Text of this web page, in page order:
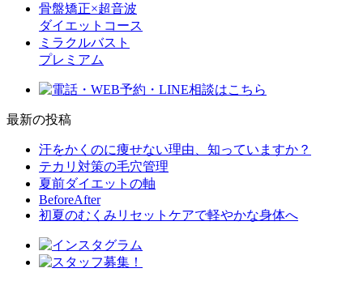
骨盤矯正×超音波
ダイエットコース
ミラクルバスト
プレミアム
最新の投稿
汗をかくのに痩せない理由、知っていますか？
テカリ対策の毛穴管理
夏前ダイエットの軸
BeforeAfter
初夏のむくみリセットケアで軽やかな身体へ